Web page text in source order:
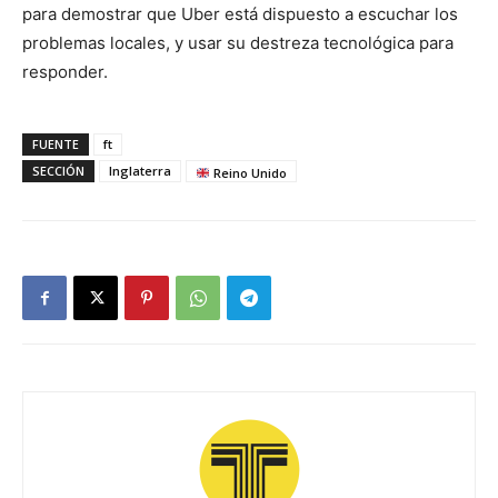
para demostrar que Uber está dispuesto a escuchar los
problemas locales, y usar su destreza tecnológica para
responder.
FUENTE
ft
SECCIÓN
Inglaterra Reino Unido